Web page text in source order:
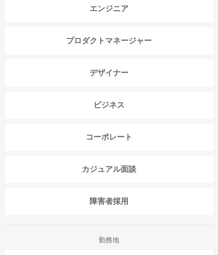
エンジニア
プロダクトマネージャー
デザイナー
ビジネス
コーポレート
カジュアル面談
障害者採用
勤務地